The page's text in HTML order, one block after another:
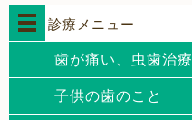
診療メニュー
歯が痛い、虫歯治療
子供の歯のこと